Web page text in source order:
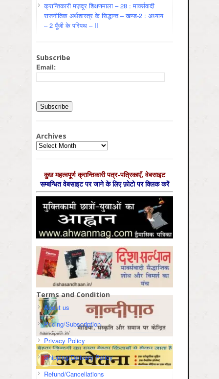
क्रान्तिकारी मज़दूर शिक्षणमाला – 28 : मार्क्सवादी
राजनीतिक अर्थशास्त्र के सिद्धान्त – खण्ड-2 : अध्याय
– 2 पूँजी के परिपथ – II
Subscribe
Email:
Archives
Archives
कुछ महत्‍वपूर्ण क्रान्तिकारी पत्र-पत्रिकाएँ, वेबसाइट
सम्‍बन्धित वेबसाइट पर जाने के लिए फ़ोटो पर क्लिक करें
Terms and Condition
About us
Pricing/Subscription
Privacy Policy
Shipping/Delivery Policy
Refund/Cancellations